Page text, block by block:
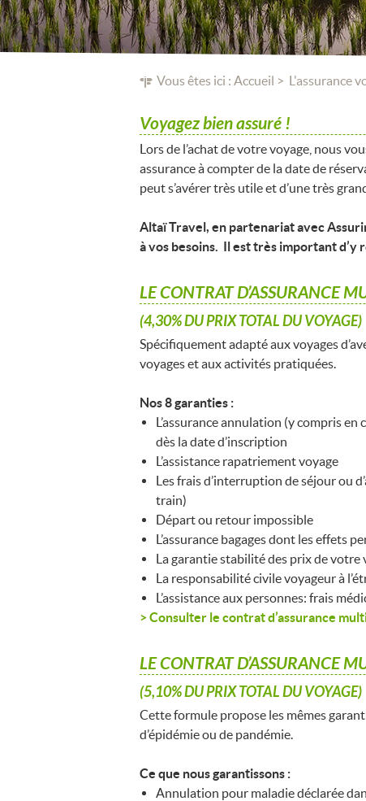
Vous êtes ici : Accueil L'assurance
Voyagez bien assuré !
Lors de l’achat de votre voyage, nous
assurance à compter de la date de
peut s’avérer très utile et d’une très
Altaï Travel, en partenariat avec
à vos besoins. Il est très important d’y
LE CONTRAT D’ASSURANCE
(4,30% DU PRIX TOTAL DU VOYAGE)
Spécifiquement adapté aux voyages
voyages et aux activités pratiquées.
Nos 8 garanties :
L’assurance annulation (y compris en
dès la date d’inscription
L’assistance rapatriement voyage
Les frais d’interruption de séjour ou
train)
Départ ou retour impossible
L’assurance bagages dont les effets
La garantie stabilité des prix de votre
La responsabilité civile voyageur à
L’assistance aux personnes: frais
> Consulter le contrat d’assurance
LE CONTRAT D’ASSURANCE
(5,10% DU PRIX TOTAL DU VOYAGE)
Cette formule propose les mêmes
d’épidémie ou de pandémie.
Ce que nous garantissons :
Annulation pour maladie déclarée